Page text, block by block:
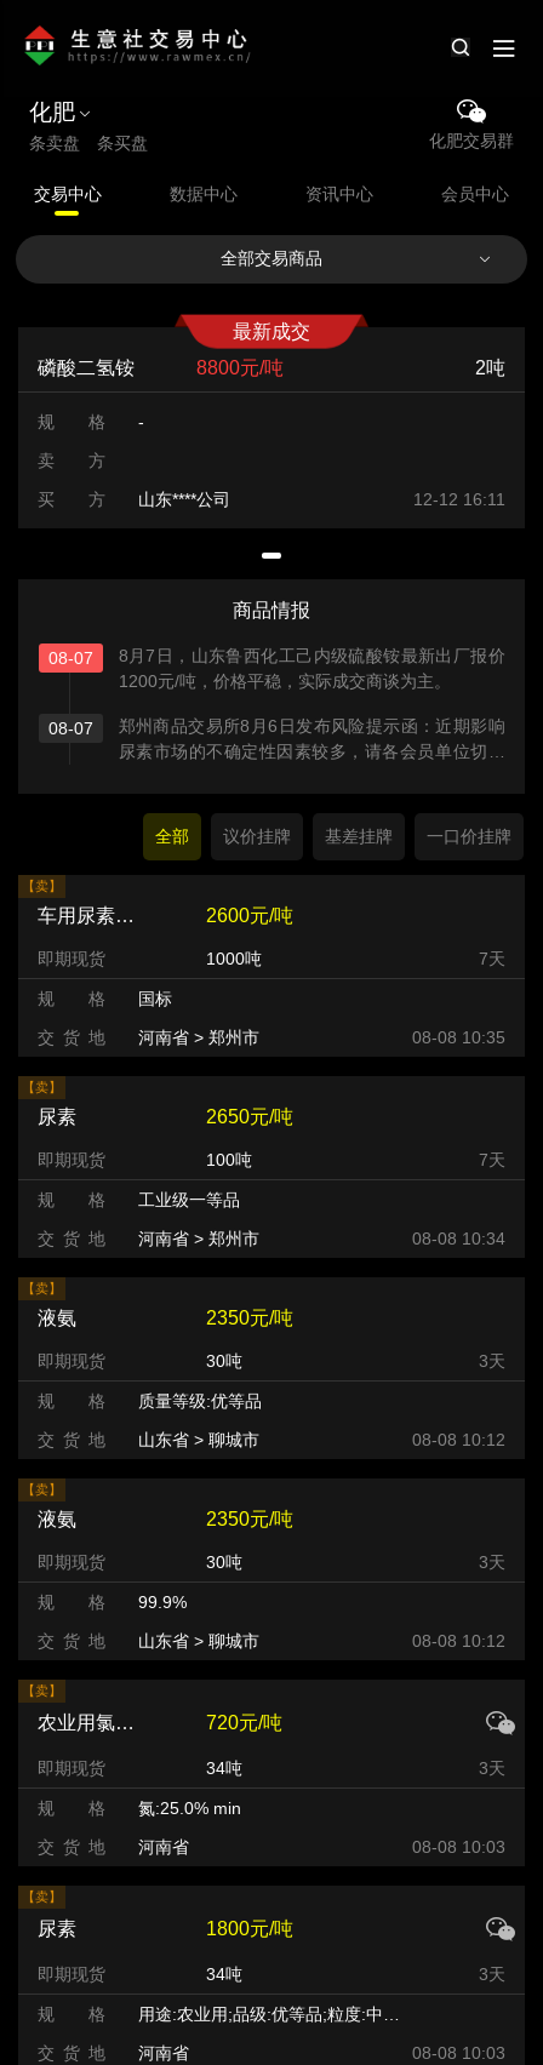
化肥
条卖盘 条买盘 化肥交易群
交易中心 数据中心 资讯中心 会员中心
全部交易商品
最新成交
磷酸二氢铵
8800元/吨 2吨
规 格
-
卖 方
买 方
山东****公司 12-12 16:11
商品情报
08-07
8月7日，山东鲁西化工己内级硫酸铵最新出厂报价
1200元/吨，价格平稳，实际成交商谈为主。
08-07
郑州商品交易所8月6日发布风险提示函：近期影响
尿素市场的不确定性因素较多，请各会员单位切实
全部
议价挂牌 基差挂牌 一口价挂牌
【卖】
车用尿素颗粒 2600元/吨
即期现货 1000吨 7天
规 格
国标
交 货 地
河南省 > 郑州市 08-08 10:35
【卖】
尿素 2650元/吨
即期现货 100吨 7天
规 格
工业级一等品
交 货 地
河南省 > 郑州市 08-08 10:34
【卖】
液氨 2350元/吨
即期现货 30吨 3天
规 格
质量等级:优等品
交 货 地
山东省 > 聊城市 08-08 10:12
【卖】
液氨 2350元/吨
即期现货 30吨 3天
规 格
99.9%
交 货 地
山东省 > 聊城市 08-08 10:12
【卖】
农业用氯化铵 720元/吨
即期现货 34吨 3天
规 格
氮:25.0% min
交 货 地
河南省 08-08 10:03
【卖】
尿素 1800元/吨
即期现货 34吨 3天
规 格
用途:农业用;品级:优等品;粒度:中小颗粒;
交 货 地
河南省 08-08 10:03